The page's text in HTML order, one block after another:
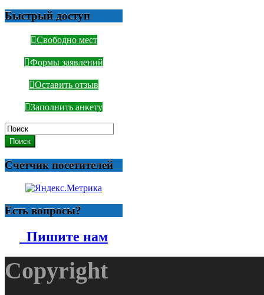
Быстрый доступ
Свободно мест
Формы заявлений
Оставить отзыв
Заполнить анкету
Поиск
Счетчик посетителей
Есть вопросы?
Пишите нам
Copyright